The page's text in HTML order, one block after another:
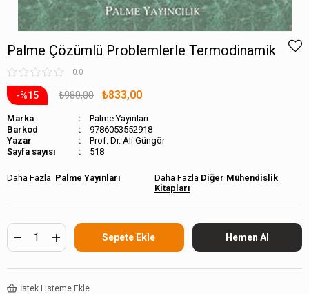
Palme Çözümlü Problemlerle Termodinamik
0.0
15 ₺980,00 ₺833,00
Marka
Palme Yayınları
Barkod
9786053552918
Prof. Dr. Ali Güngör
Sayfa sayısı
518
Palme Yayınları
Diğer Mühendislik
Kitapları
İstek Listeme Ekle